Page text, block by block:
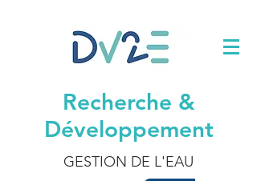
Recherche &
Développement
GESTION DE L'EAU